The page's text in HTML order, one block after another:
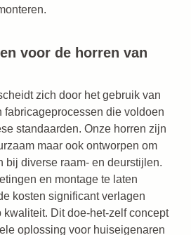
voor de horren van
zich door het gebruik van
fabricageprocessen die voldoen
standaarden. Onze horren zijn
maar ook ontworpen om
bij diverse raam- en deurstijlen.
en montage te laten
kosten significant verlagen
kwaliteit. Dit doe-het-zelf concept
oplossing voor huiseigenaren